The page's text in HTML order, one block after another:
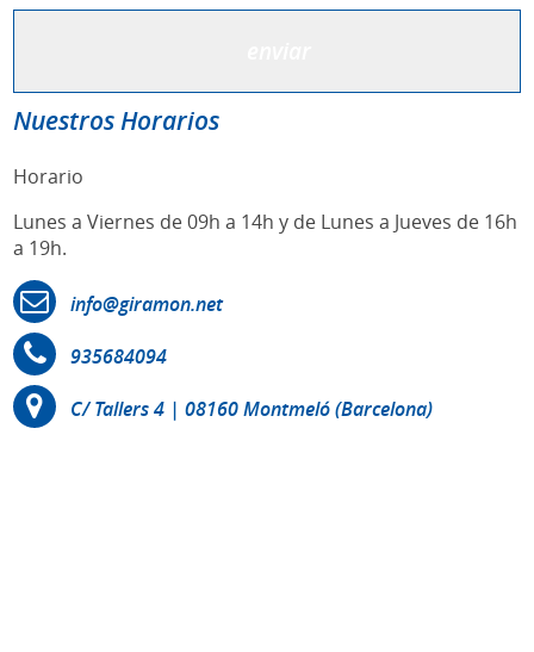
Nuestros Horarios
Horario
Lunes a Viernes de 09h a 14h y de Lunes a Jueves de 16h
a 19h.
info@giramon.net
935684094
C/ Tallers 4 | 08160 Montmeló (Barcelona)